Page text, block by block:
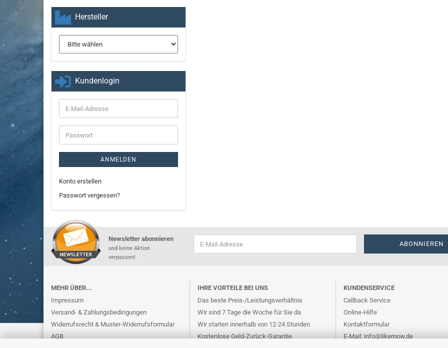
Hersteller
Kundenlogin
E-
Mail-
Adresse
Passwort
ANMELDEN
Konto erstellen
Passwort vergessen?
Newsletter abonnieren
und keine Aktion
verpassen!
MEHR ÜBER...
Impressum
Versand- & Zahlungsbedingungen
Widerrufsrecht & Muster-Widerrufsformular
AGB
IHRE VORTEILE BEI UNS
Das beste Preis-/Leistungsverhältnis
Wir sind 7 Tage die Woche für Sie da
Wir starten innerhalb von 12-24 Stunden
Kostenlose Geld-Zurück-Garantie
KUNDENSERVICE
Callback Service
Online-Hilfe
Kontaktformular
E-Mail: info@likernow.de